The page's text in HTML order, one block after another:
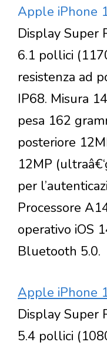
Apple iPhone
Display Super
6.1 pollici
resistenza ad
IP68. Misura
pesa 162
posteriore
12MP
per
Processore
operativo iOS
Bluetooth 5.0.
Apple iPhone
Display Super
5.4 pollici